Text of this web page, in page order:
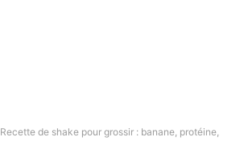
Recette de shake pour grossir : banane, protéine,